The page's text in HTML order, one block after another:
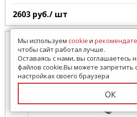
2603 руб./ шт
Мы используем cookieи
чтобы сайт работал лучше.
Оставаясь с нами, вы соглашаетесь
файлов cookie.Вы можете запретить
настройках своего браузера
ОК